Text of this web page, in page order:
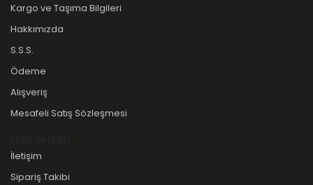
Kargo ve Taşıma Bilgileri
Hakkımızda
S.S.S.
Ödeme
Alışveriş
Mesafeli Satış Sözleşmesi
İletişim
Sipariş Takibi